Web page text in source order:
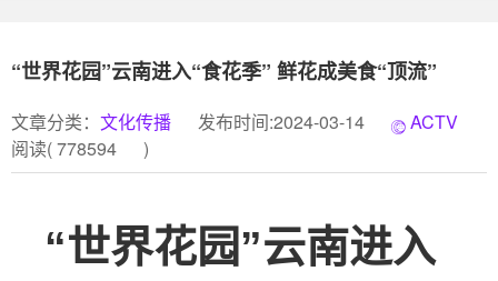
“世界花园”云南进入“食花季” 鲜花成美食“顶流”
文章分类： 文化传播 发布时间:2024-03-14
ACTV
阅读(778594 )
“世界花园”云南进入